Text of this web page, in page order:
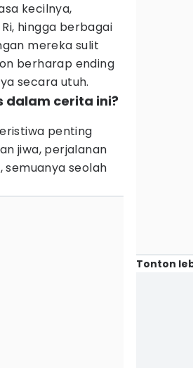
kecilnya,
hingga berbagai
mereka sulit
berharap ending
secara utuh.
dalam cerita ini?
penting
jiwa, perjalanan
semuanya seolah
Tonton